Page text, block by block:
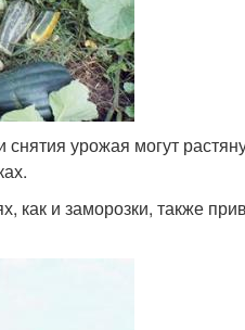
урожая могут
как и заморозки, также